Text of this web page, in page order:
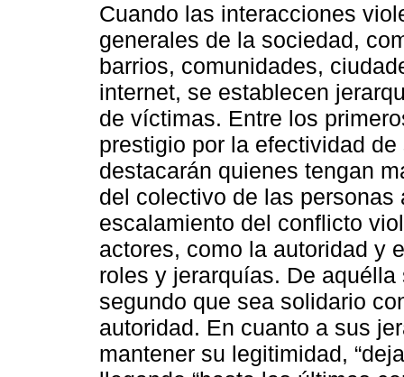
Cuando las interacciones
generales de la sociedad,
barrios, comunidades,
internet, se establecen
de víctimas. Entre los
prestigio por la efectividad
destacarán quienes tengan
del colectivo de las
escalamiento del conflicto
actores, como la autoridad y
roles y jerarquías. De
segundo que sea solidario
autoridad. En cuanto a sus
mantener su legitimidad,